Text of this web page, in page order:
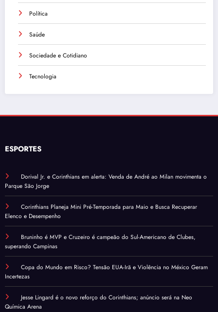
Política
Saúde
Sociedade e Cotidiano
Tecnologia
ESPORTES
Dorival Jr. e Corinthians em alerta: Venda de André ao Milan movimenta o
Parque São Jorge
Corinthians Planeja Mini Pré-Temporada para Maio e Busca Recuperar
Elenco e Desempenho
Bruninho é MVP e Cruzeiro é campeão do Sul-Americano de Clubes,
superando Campinas
Copa do Mundo em Risco? Tensão EUA-Irã e Violência no México Geram
Incertezas
Jesse Lingard é o novo reforço do Corinthians; anúncio será na Neo
Química Arena